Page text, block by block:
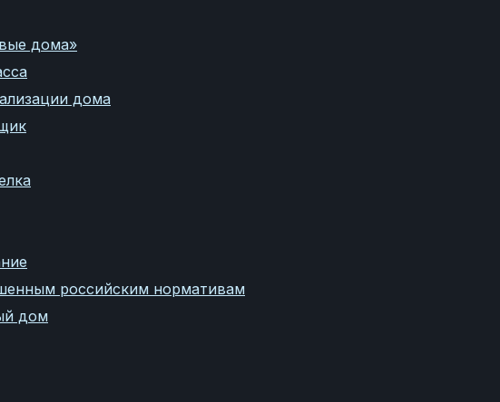
дома»
дома
российским нормативам
дом